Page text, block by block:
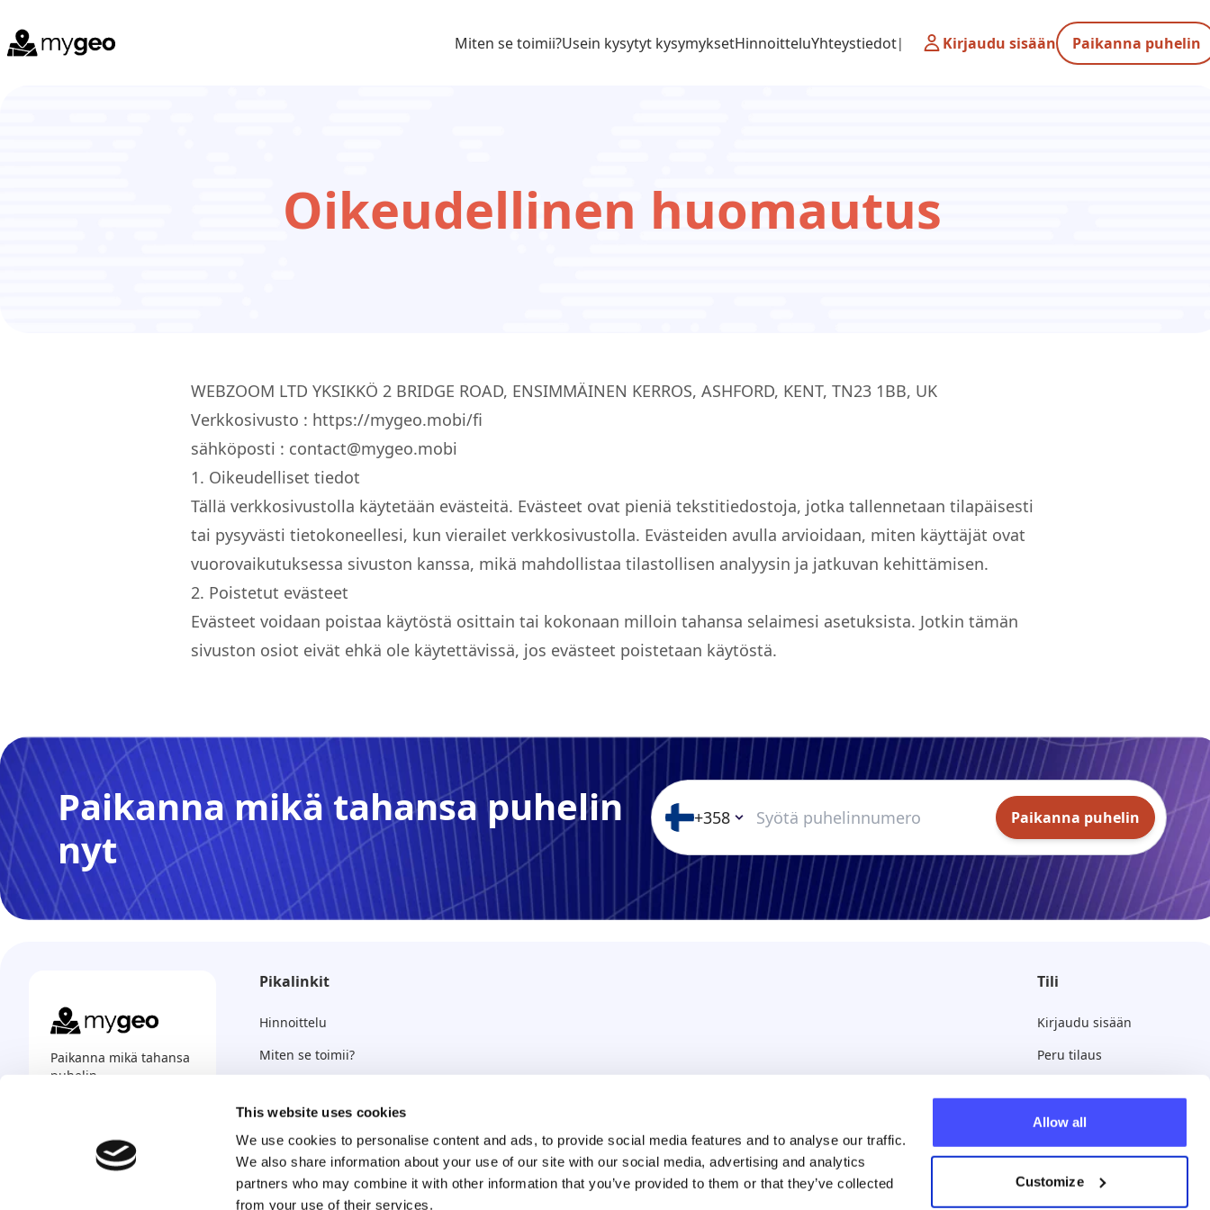
This website uses cookies
We use cookies to personalise content and ads, to provide social media features and to analyse our traffic.
We also share information about your use of our site with our social media, advertising and analytics
partners who may combine it with other information that you’ve provided to them or that they’ve collected
from your use of their services.
Allow all
Customize
Miten se toimii?Usein kysytyt kysymyksetHinnoitteluYhteystiedot Kirjaudu sisään Paikanna puhelin
Oikeudellinen huomautus
WEBZOOM LTD YKSIKKÖ 2 BRIDGE ROAD, ENSIMMÄINEN KERROS, ASHFORD, KENT, TN23 1BB, UK
Verkkosivusto : https://mygeo.mobi/fi
sähköposti : contact@mygeo.mobi
1. Oikeudelliset tiedot
Tällä verkkosivustolla käytetään evästeitä. Evästeet ovat pieniä tekstitiedostoja, jotka tallennetaan tilapäisesti
tai pysyvästi tietokoneellesi, kun vierailet verkkosivustolla. Evästeiden avulla arvioidaan, miten käyttäjät ovat
vuorovaikutuksessa sivuston kanssa, mikä mahdollistaa tilastollisen analyysin ja jatkuvan kehittämisen.
2. Poistetut evästeet
Evästeet voidaan poistaa käytöstä osittain tai kokonaan milloin tahansa selaimesi asetuksista. Jotkin tämän
sivuston osiot eivät ehkä ole käytettävissä, jos evästeet poistetaan käytöstä.
Paikanna mikä tahansa puhelin
nyt
+358 Paikanna puhelin
Paikanna mikä tahansa
puhelin,
Suomen kieli
Pikalinkit
Hinnoittelu
Miten se toimii?
Yhteystiedot
Tili
Kirjaudu sisään
Peru tilaus